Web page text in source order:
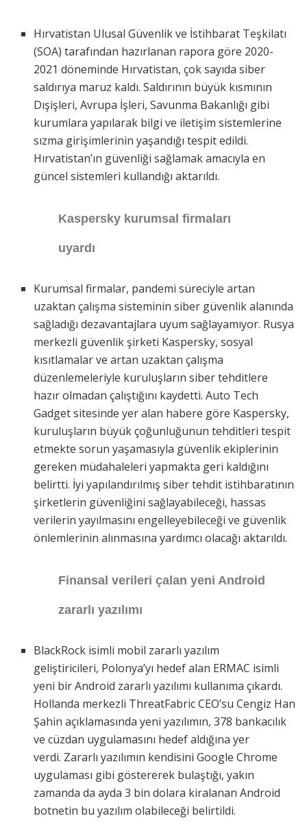
Hırvatistan Ulusal Güvenlik ve İstihbarat Teşkilatı
(SOA) tarafından hazırlanan rapora göre 2020-
2021 döneminde Hırvatistan, çok sayıda siber
saldırıya maruz kaldı. Saldırının büyük kısmının
Dışişleri, Avrupa İşleri, Savunma Bakanlığı gibi
kurumlara yapılarak bilgi ve iletişim sistemlerine
sızma girişimlerinin yaşandığı tespit edildi.
Hırvatistan’ın güvenliği sağlamak amacıyla en
güncel sistemleri kullandığı aktarıldı.
Kaspersky kurumsal firmaları
uyardı
Kurumsal firmalar, pandemi süreciyle artan
uzaktan çalışma sisteminin siber güvenlik alanında
sağladığı dezavantajlara uyum sağlayamıyor. Rusya
merkezli güvenlik şirketi Kaspersky, sosyal
kısıtlamalar ve artan uzaktan çalışma
düzenlemeleriyle kuruluşların siber tehditlere
hazır olmadan çalıştığını kaydetti. Auto Tech
Gadget sitesinde yer alan habere göre Kaspersky,
kuruluşların büyük çoğunluğunun tehditleri tespit
etmekte sorun yaşamasıyla güvenlik ekiplerinin
gereken müdahaleleri yapmakta geri kaldığını
belirtti. İyi yapılandırılmış siber tehdit istihbaratının
şirketlerin güvenliğini sağlayabileceği, hassas
verilerin yayılmasını engelleyebileceği ve güvenlik
önlemlerinin alınmasına yardımcı olacağı aktarıldı.
Finansal verileri çalan yeni Android
zararlı yazılımı
BlackRock isimli mobil zararlı yazılım
geliştiricileri, Polonya’yı hedef alan ERMAC isimli
yeni bir Android zararlı yazılımı kullanıma çıkardı.
Hollanda merkezli ThreatFabric CEO’su Cengiz Han
Şahin açıklamasında yeni yazılımın, 378 bankacılık
ve cüzdan uygulamasını hedef aldığına yer
verdi. Zararlı yazılımın kendisini Google Chrome
uygulaması gibi göstererek bulaştığı, yakın
zamanda da ayda 3 bin dolara kiralanan Android
botnetin bu yazılım olabileceği belirtildi.